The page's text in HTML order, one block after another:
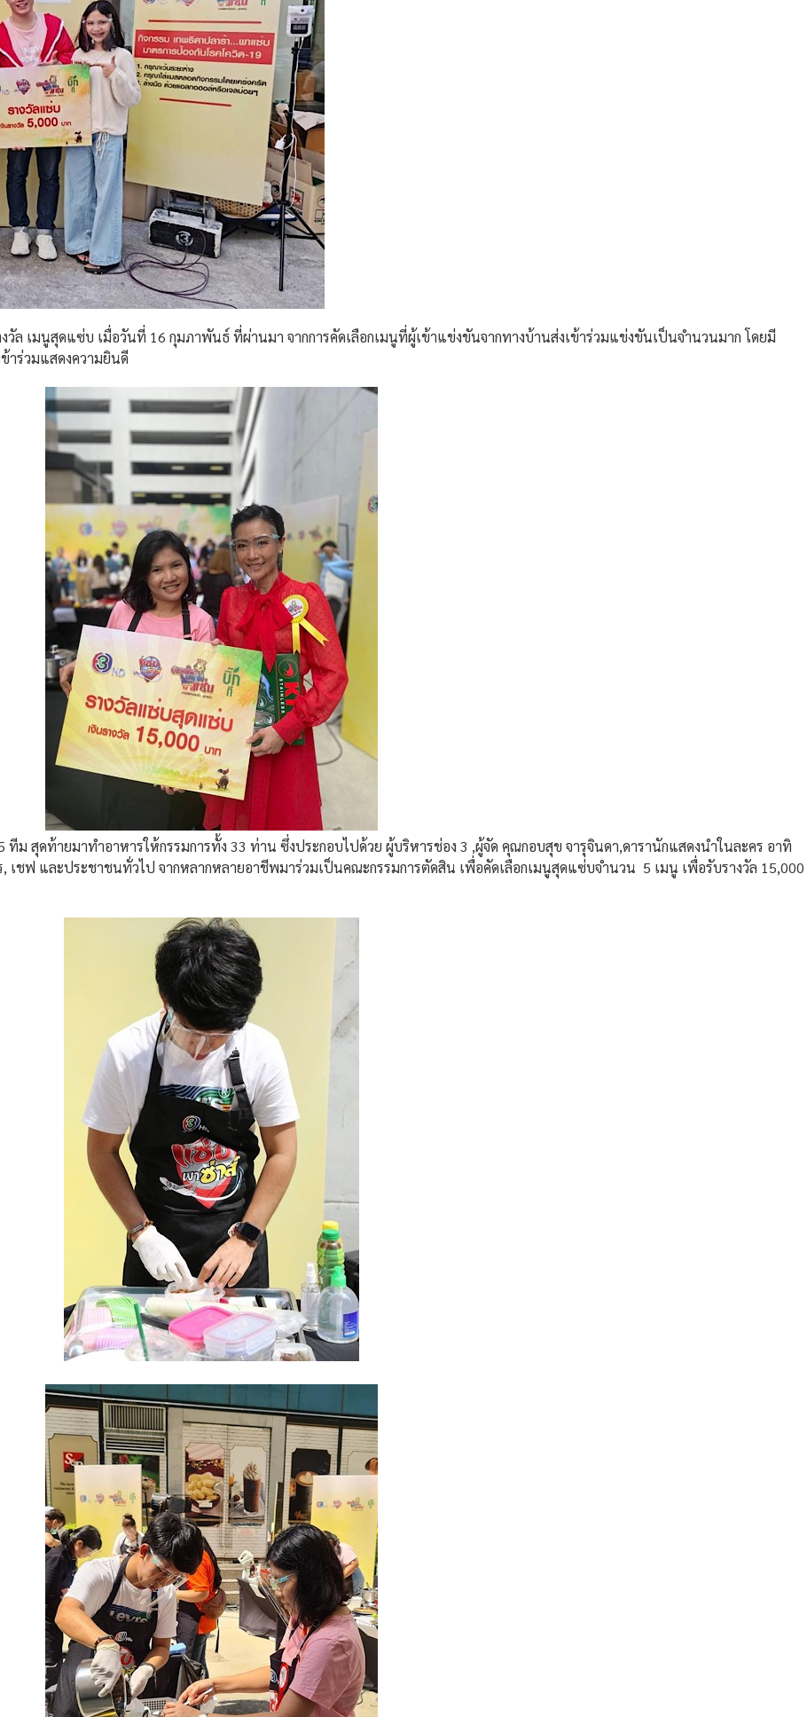
วัล เมนูสุดแซ่บ เมื่อวันที่ 16 กุมภาพันธ์ ที่ผ่านมา จากการคัดเลือกเมนูที่ผู้เข้าแข่งขันจากทางบ้านส่งเข้าร่วมแข่งขันเป็นจำนวนมาก โดยมี
าร่วมแสดงความยินดี
ทีม สุดท้ายมาทำอาหารให้กรรมการทั้ง 33 ท่าน ซึ่งประกอบไปด้วย ผู้บริหารช่อง 3 ,ผู้จัด คุณกอบสุข จารุจินดา,ดารานักแสดงนำในละคร อาทิ
ฟ และประชาชนทั่วไป จากหลากหลายอาชีพมาร่วมเป็นคณะกรรมการตัดสิน เพื่อคัดเลือกเมนูสุดแซ่บจำนวน 5 เมนู เพื่อรับรางวัล 15,000